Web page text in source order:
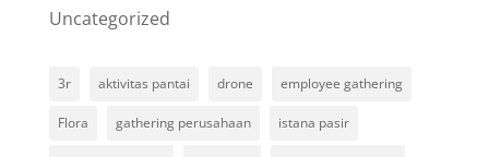
Uncategorized
3r aktivitas pantai drone employee gathering
Flora gathering perusahaan istana pasir